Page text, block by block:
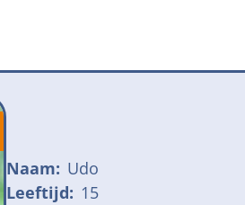
Naam: Udo
Leeftijd: 15